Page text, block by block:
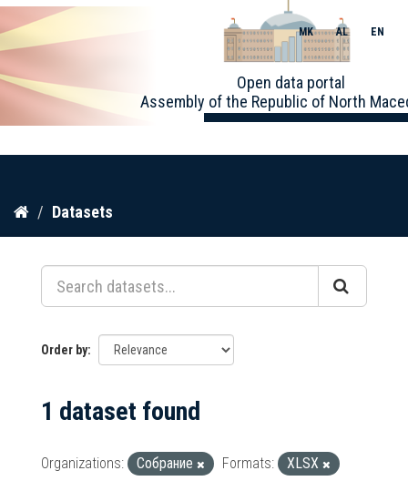
Skip
content
Open data portal
Assembly of the Republic of North
MK AL EN
Datasets
Order by
1 dataset found
Organizations: Собрание Formats:
XLSX